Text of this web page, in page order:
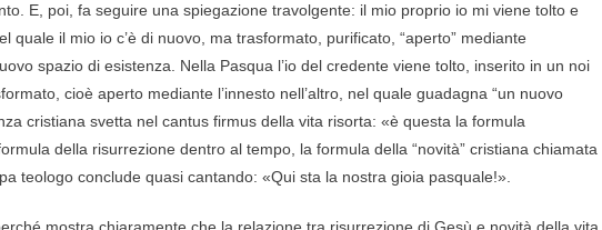
E, poi, fa seguire una spiegazione travolgente: il mio proprio io mi viene tolto e
il mio io c’è di nuovo, ma trasformato, purificato, “aperto” mediante
spazio di esistenza. Nella Pasqua l’io del credente viene tolto, inserito in un noi
cioè aperto mediante l’innesto nell’altro, nel quale guadagna “un nuovo
cristiana svetta nel cantus firmus della vita risorta: «è questa la formula
della risurrezione dentro al tempo, la formula della “novità” cristiana chiamata
teologo conclude quasi cantando: «Qui sta la nostra gioia pasquale!».